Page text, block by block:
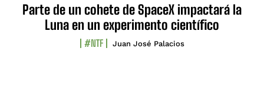
Parte de un cohete de SpaceX impactará la
Luna en un experimento científico
#NTF Juan José Palacios